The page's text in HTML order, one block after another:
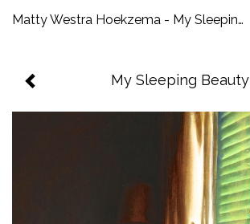
Matty Westra Hoekzema - My Sleeping Beauty
My Sleeping Beauty